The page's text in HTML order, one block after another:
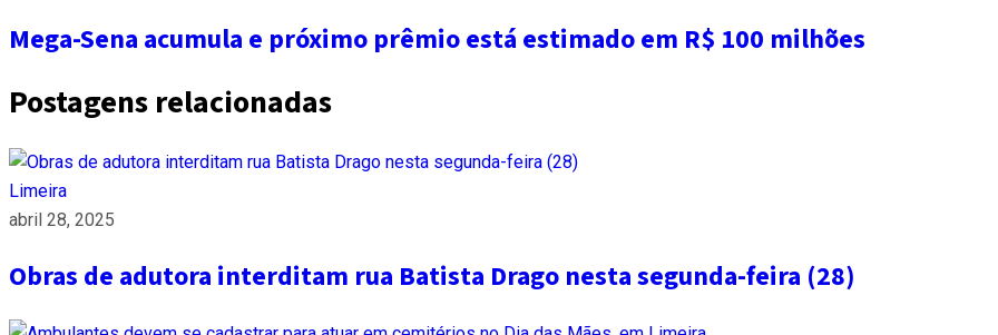
Mega-Sena acumula e próximo prêmio está estimado em R$ 100 milhões
Postagens relacionadas
Limeira
abril 28, 2025
Obras de adutora interditam rua Batista Drago nesta segunda-feira (28)